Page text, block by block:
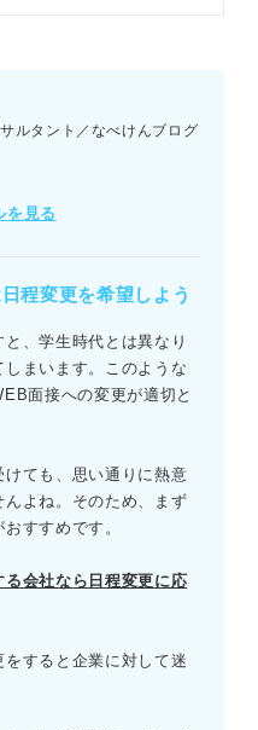
ルタント／なべけんブログ
を見る
程変更を希望しよう
、学生時代とは異なり
まいます。このような
面接への変更が適切と
ても、思い通りに熱意
よね。そのため、まず
すすめです。
会社なら日程変更に応
すると企業に対して迷